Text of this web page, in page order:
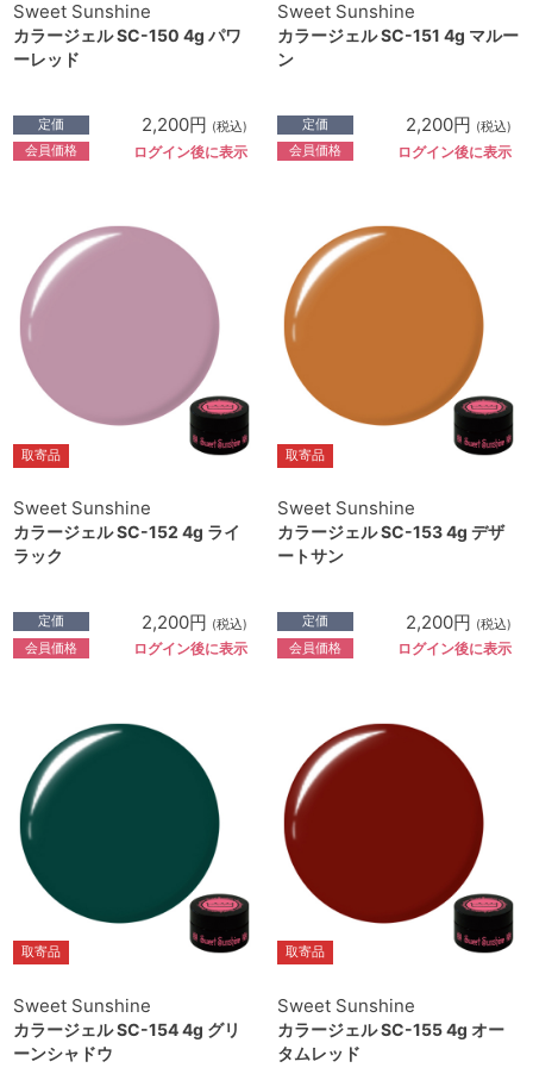
Sweet Sunshine
カラージェル SC-150 4g パワ
ーレッド
定価 2,200円 (税込)
会員価格 ログイン後に表示
Sweet Sunshine
カラージェル SC-151 4g マルー
ン
定価 2,200円 (税込)
会員価格 ログイン後に表示
取寄品
Sweet Sunshine
カラージェル SC-152 4g ライ
ラック
定価 2,200円 (税込)
会員価格 ログイン後に表示
取寄品
Sweet Sunshine
カラージェル SC-153 4g デザ
ートサン
定価 2,200円 (税込)
会員価格 ログイン後に表示
取寄品
Sweet Sunshine
カラージェル SC-154 4g グリ
ーンシャドウ
取寄品
Sweet Sunshine
カラージェル SC-155 4g オー
タムレッド